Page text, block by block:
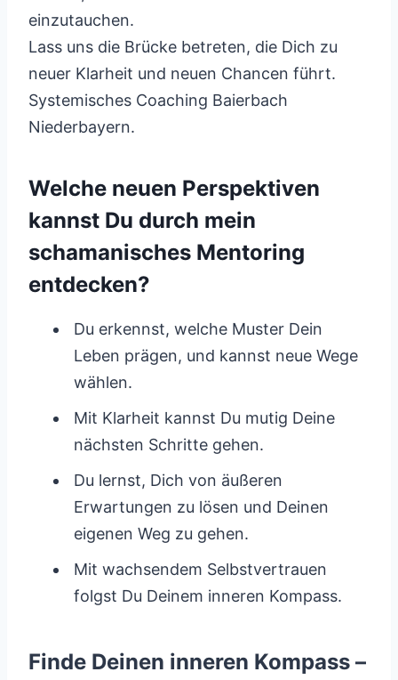
einzutauchen.
Lass uns die Brücke betreten, die Dich zu
neuer Klarheit und neuen Chancen führt.
Systemisches Coaching Baierbach
Niederbayern.
Welche neuen Perspektiven
kannst Du durch mein
schamanisches Mentoring
entdecken?
Du erkennst, welche Muster Dein
Leben prägen, und kannst neue Wege
wählen.
Mit Klarheit kannst Du mutig Deine
nächsten Schritte gehen.
Du lernst, Dich von äußeren
Erwartungen zu lösen und Deinen
eigenen Weg zu gehen.
Mit wachsendem Selbstvertrauen
folgst Du Deinem inneren Kompass.
Finde Deinen inneren Kompass –